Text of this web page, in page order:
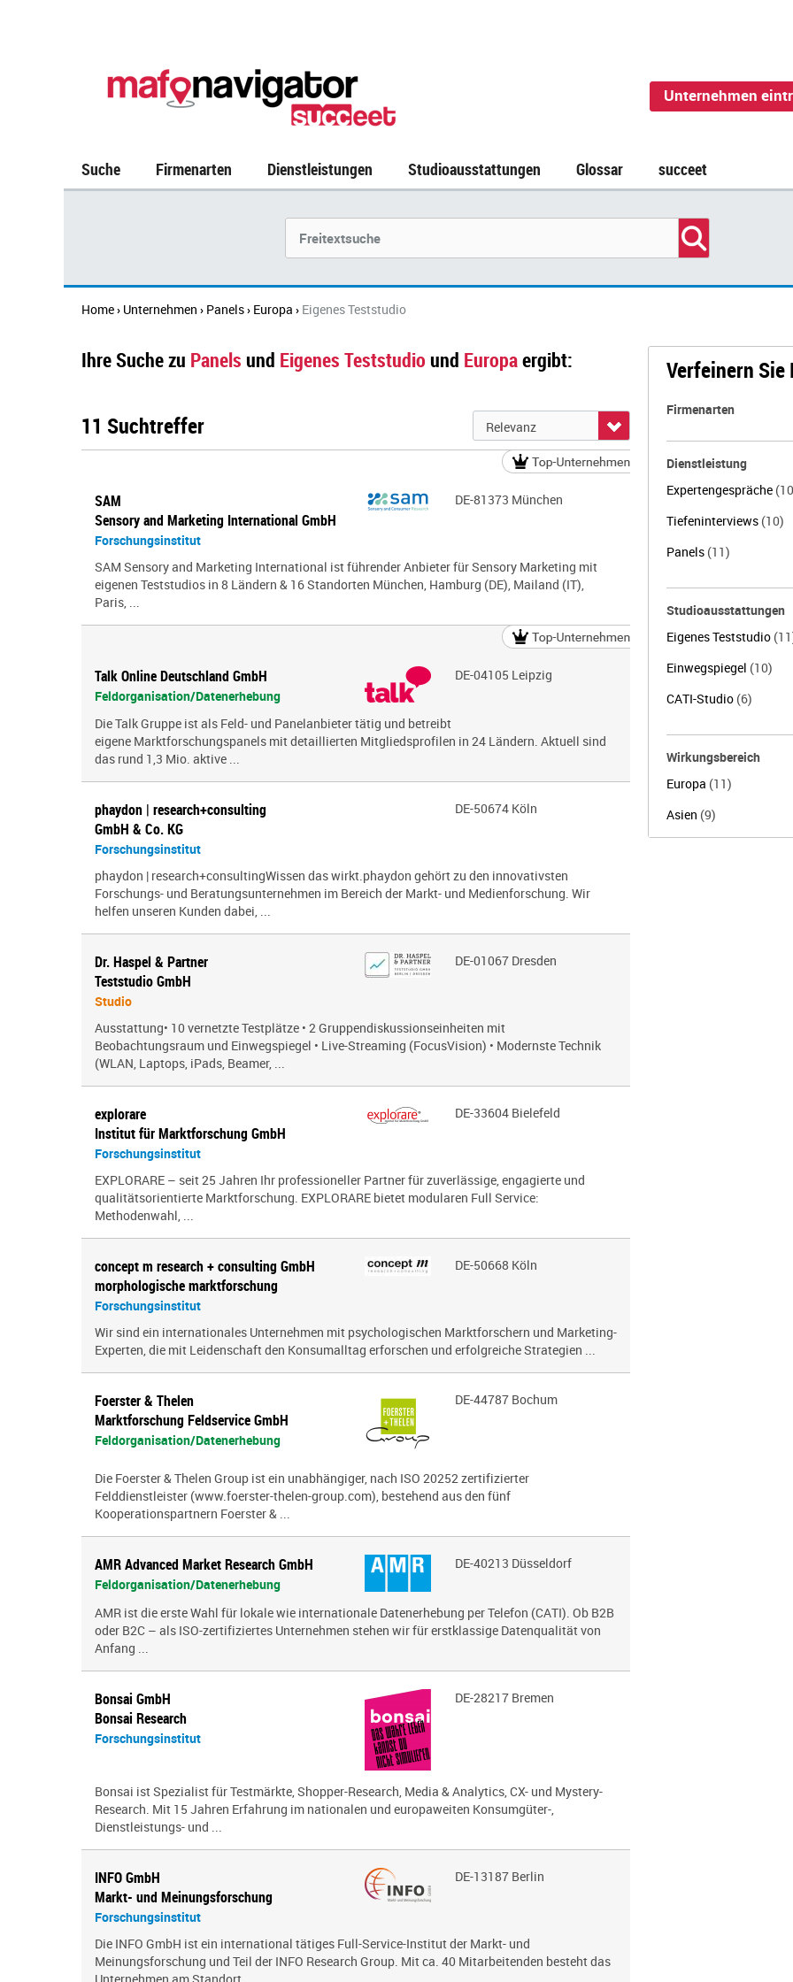
Unternehmen
Suche Firmenarten Dienstleistungen Studioausstattungen Glossar succeet
Home› Unternehmen › Panels› Europa › Eigenes Teststudio
Ihre Suche zu Panels und Eigenes Teststudio und Europaergibt:
11 Suchtreffer
SAM
Sensory and Marketing International GmbH
Forschungsinstitut
DE-81373 München
SAM Sensory and Marketing International ist führender Anbieter für Sensory Marketing mit
eigenen Teststudios in 8 Ländern & 16 Standorten München, Hamburg (DE), Mailand (IT),
Paris, ...
Talk Online Deutschland GmbH
Feldorganisation/Datenerhebung
DE-04105 Leipzig
Die Talk Gruppe ist als Feld- und Panelanbieter tätig und betreibt
eigene Marktforschungspanels mit detaillierten Mitgliedsprofilen in 24 Ländern. Aktuell sind
das rund 1,3 Mio. aktive ...
phaydon | research+consulting
GmbH & Co. KG
Forschungsinstitut
DE-50674 Köln
phaydon | research+consultingWissen das wirkt.phaydon gehört zu den innovativsten
Forschungs- und Beratungsunternehmen im Bereich der Markt- und Medien­for­schung. Wir
helfen unseren Kunden dabei, ...
Dr. Haspel & Partner
Teststudio GmbH
Studio
DE-01067 Dresden
Ausstattung• 10 vernetzte Testplätze • 2 Gruppendiskussionseinheiten mit
Beobachtungsraum und Einwegspiegel • Live-Streaming (FocusVision) • Modernste Technik
(WLAN, Laptops, iPads, Beamer, ...
explorare
Institut für Marktforschung GmbH
Forschungsinstitut
DE-33604 Bielefeld
EXPLORARE – seit 25 Jahren Ihr professioneller Partner für zuverlässige, engagierte und
qualitätsorientierte Marktforschung. EXPLORARE bietet modularen Full Service:
Methodenwahl, ...
concept m research + consulting GmbH
morphologische marktforschung
Forschungsinstitut
DE-50668 Köln
Wir sind ein inter­na­tio­nales Unternehmen mit psy­cho­lo­gi­schen Marktforschern und Marketing-
Experten, die mit Leidenschaft den Konsumalltag erfor­schen und erfolg­reiche Strategien ...
Foerster & Thelen
Marktforschung Feldservice GmbH
Feldorganisation/Datenerhebung
DE-44787 Bochum
Die Foerster & Thelen Group ist ein unabhängiger, nach ISO 20252 zertifizierter
Felddienstleister (www.foerster-thelen-group.com), bestehend aus den fünf
Kooperationspartnern Foerster & ...
AMR Advanced Market Research GmbH
Feldorganisation/Datenerhebung
DE-40213 Düsseldorf
AMR ist die erste Wahl für lokale wie internationale Datenerhebung per Telefon (CATI). Ob B2B
oder B2C – als ISO-zertifiziertes Unternehmen stehen wir für erstklassige Datenqualität von
Anfang ...
Bonsai GmbH
Bonsai Research
Forschungsinstitut
DE-28217 Bremen
Bonsai ist Spezialist für Testmärkte, Shopper-Research, Media & Analytics, CX- und Mystery-
Research. Mit 15 Jahren Erfahrung im nationalen und europaweiten Konsumgüter-,
Dienstleistungs- und ...
INFO GmbH
Markt- und Meinungsforschung
Forschungsinstitut
DE-13187 Berlin
Die INFO GmbH ist ein international tätiges Full-Service-Institut der Markt- und
Meinungsforschung und Teil der INFO Research Group. Mit ca. 40 Mitarbeitenden besteht das
Verfeinern Sie
Firmenarten
Dienstleistung
Expertengespräche
Tiefeninterviews (10)
Panels (11)
Studioausstattungen
Eigenes Teststudio
Einwegspiegel (10)
CATI-Studio (6)
Wirkungsbereich
Europa (11)
Asien (9)